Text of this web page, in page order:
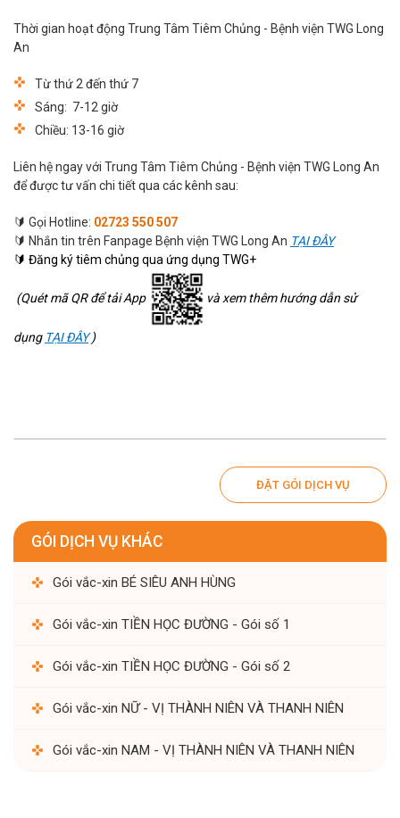
Thời gian hoạt động Trung Tâm Tiêm Chủng - Bệnh viện TWG Long
An
Từ thứ 2 đến thứ 7
Sáng: 7-12 giờ
Chiều: 13-16 giờ
Liên hệ ngay với Trung Tâm Tiêm Chủng - Bệnh viện TWG Long An
để được tư vấn chi tiết qua các kênh sau:
🔰 Gọi Hotline: 02723 550 507
🔰 Nhắn tin trên Fanpage Bệnh viện TWG Long An TẠI ĐÂY
🔰 Đăng ký tiêm chủng qua ứng dụng TWG+
(Quét mã QR để tải App và xem thêm hướng dẫn sử
dụng TẠI ĐÂY )
ĐẶT GÓI DỊCH VỤ
GÓI DỊCH VỤ KHÁC
Gói vắc-xin BÉ SIÊU ANH HÙNG
Gói vắc-xin TIỀN HỌC ĐƯỜNG - Gói số 1
Gói vắc-xin TIỀN HỌC ĐƯỜNG - Gói số 2
Gói vắc-xin NỮ - VỊ THÀNH NIÊN VÀ THANH NIÊN
Gói vắc-xin NAM - VỊ THÀNH NIÊN VÀ THANH NIÊN